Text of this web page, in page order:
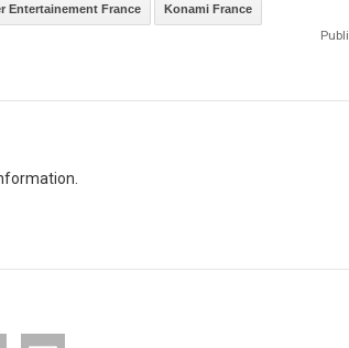
Entertainement France Konami France